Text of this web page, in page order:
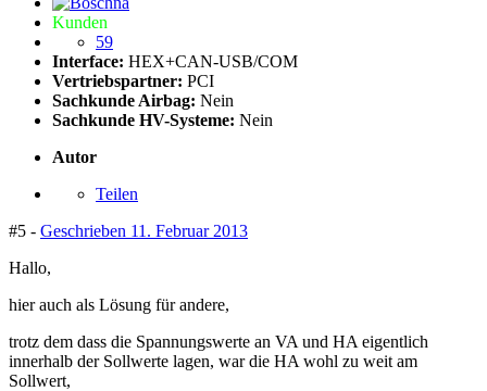
Kunden
59
Interface: HEX+CAN-USB/COM
Vertriebspartner: PCI
Sachkunde Airbag: Nein
Sachkunde HV-Systeme: Nein
Autor
Teilen
#5 - Geschrieben 11. Februar 2013
Hallo,
hier auch als Lösung für andere,
trotz dem dass die Spannungswerte an VA und HA eigentlich
innerhalb der Sollwerte lagen, war die HA wohl zu weit am
Sollwert,